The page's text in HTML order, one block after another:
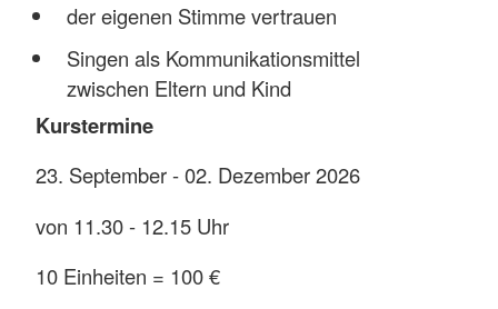
der eigenen Stimme vertrauen
Singen als Kommunikationsmittel
zwischen Eltern und Kind
Kurstermine
23. September - 02. Dezember 2026
von 11.30 - 12.15 Uhr
10 Einheiten = 100 €